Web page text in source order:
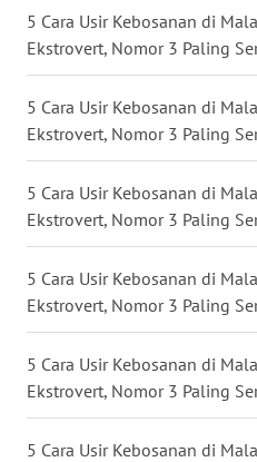
5 Cara Usir Kebosanan di
Ekstrovert, Nomor 3 Paling
5 Cara Usir Kebosanan di
Ekstrovert, Nomor 3 Paling
5 Cara Usir Kebosanan di
Ekstrovert, Nomor 3 Paling
5 Cara Usir Kebosanan di
Ekstrovert, Nomor 3 Paling
5 Cara Usir Kebosanan di
Ekstrovert, Nomor 3 Paling
5 Cara Usir Kebosanan di
WN
KALTARA
WN
KALSEL
WN
WN
GORONTALO